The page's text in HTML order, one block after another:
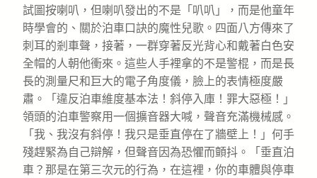
試圖按喇叭，但喇叭發出的不是「叭叭」，而是他童年
時學會的、關於泊車口訣的魔性兒歌。四面八方傳來了
刺耳的剎車聲，接著，一群穿著反光背心和戴著白色安
全帽的人朝他衝來。這些人手裡拿的不是警棍，而是長
長的測量尺和巨大的電子角度儀，臉上的表情極度嚴
肅。「違反泊車維度基本法！斜停入庫！罪大惡極！」
領頭的泊車警察用一個擴音器大喊，聲音充滿機械感。
「我、我沒有斜停！我只是垂直停在了牆壁上！」何手
殘趕緊為自己辯解，但聲音因為恐懼而顫抖。「垂直泊
車？那是在第三次元的行為，在這裡，你的車體與停車